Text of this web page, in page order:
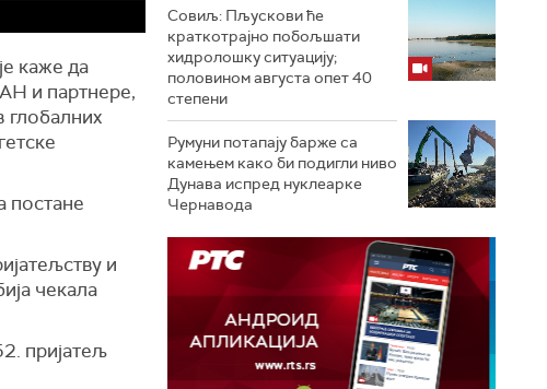
каже да
и партнере,
глобалних
постане
и
чекала
пријатељ
Совиљ: Пљускови ће
краткотрајно побољшати
хидролошку ситуацију;
половином августа опет 40
степени
Румуни потапају барже са
камењем како би подигли ниво
Дунава испред нуклеарке
Чернавода